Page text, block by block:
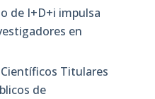
de I+D+i impulsa
en
Titulares
de